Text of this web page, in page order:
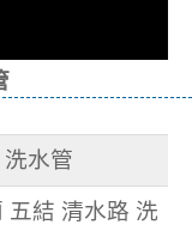
水管
五結 清水路 洗